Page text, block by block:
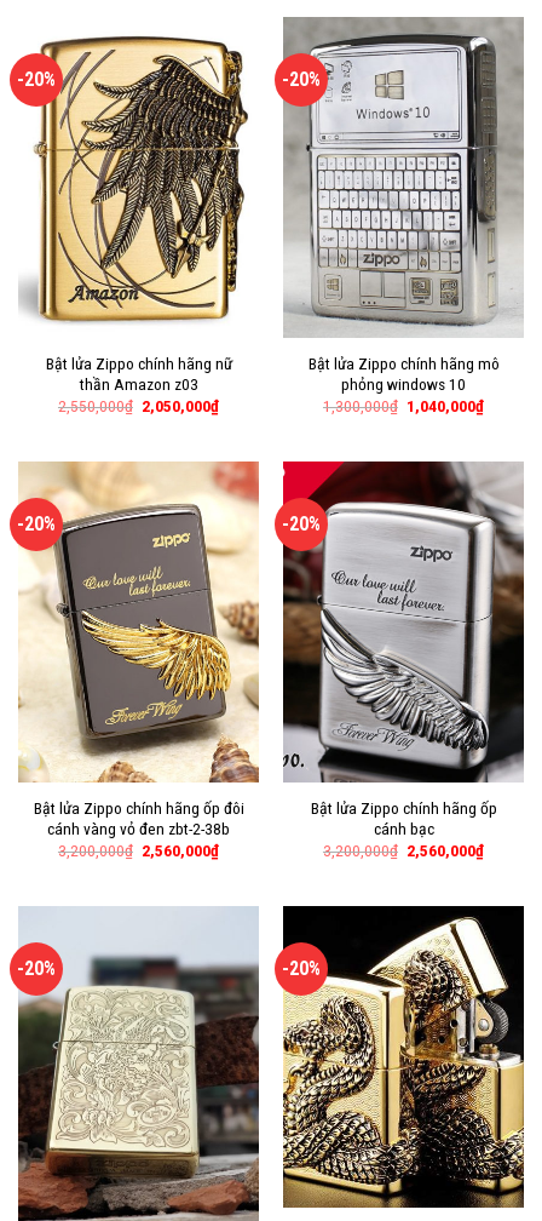
-20%
Bật lửa Zippo chính hãng nữ
thần Amazon z03
2,550,000₫ 2,050,000₫
-20%
Bật lửa Zippo chính hãng mô
phỏng windows 10
1,300,000₫ 1,040,000₫
-20%
Bật lửa Zippo chính hãng ốp đôi
cánh vàng vỏ đen zbt-2-38b
3,200,000₫ 2,560,000₫
-20%
Bật lửa Zippo chính hãng ốp
cánh bạc
3,200,000₫ 2,560,000₫
-20% -20%